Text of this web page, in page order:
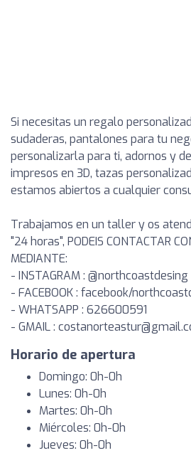
Si necesitas un regalo
sudaderas, pantalones para tu
personalizarla para ti, adornos y
impresos en 3D, tazas
estamos abiertos a cualquier
Trabajamos en un taller y os
"24 horas", PODEIS CONTACTAR
MEDIANTE:
- INSTAGRAM : @northcoastdesing
- FACEBOOK : facebook/
- WHATSAPP : 626600591
- GMAIL :
Horario de apertura
Domingo: 0h-0h
Lunes: 0h-0h
Martes: 0h-0h
Miércoles: 0h-0h
Jueves: 0h-0h